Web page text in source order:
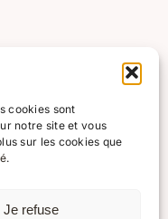
cookies sont
notre site et vous
sur les cookies que
.
Je refuse